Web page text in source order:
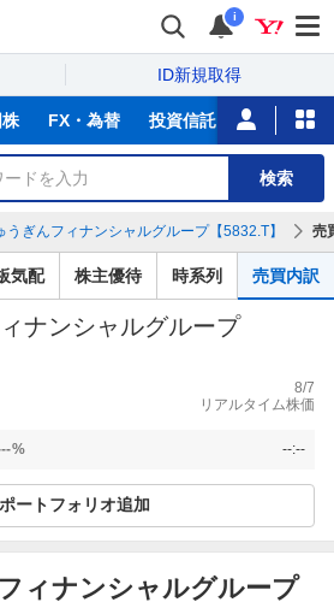
i
ID新規取得
FX・為替 投資信託 ニュース
検索
うぎんフィナンシャルグループ【5832.T】 売
気配 株主優待 時系列 売買内訳
ナンシャルグループ
8/7
リアルタイム株価
% --:--
ポートフォリオ追加
ィナンシャルグループ